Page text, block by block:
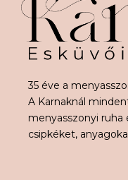
35 éve a
A Karnaknál
menyasszonyi ruha
csipkéket,